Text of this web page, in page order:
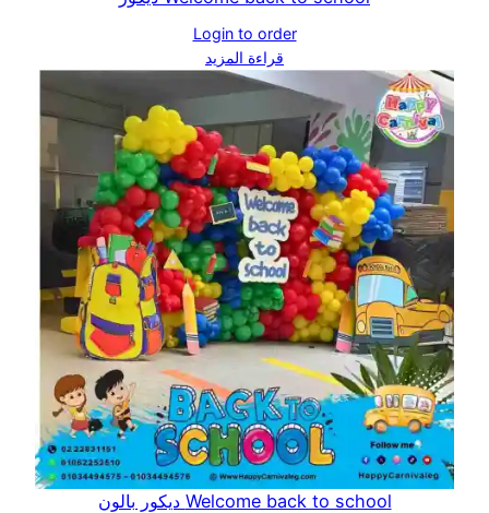
Login to order
قراءة المزيد
Welcome back to school ديكور بالون